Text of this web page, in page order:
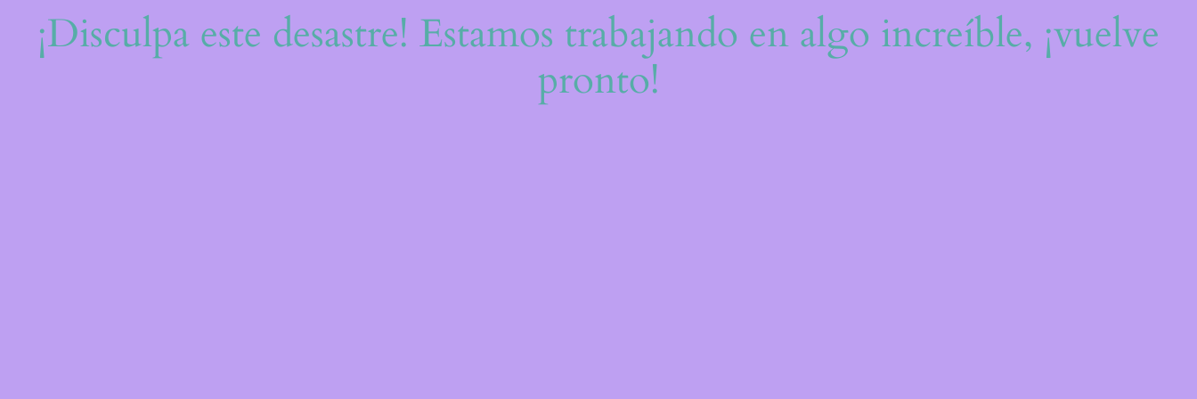
¡Disculpa este desastre! Estamos trabajando en algo increíble, ¡vuelve
pronto!